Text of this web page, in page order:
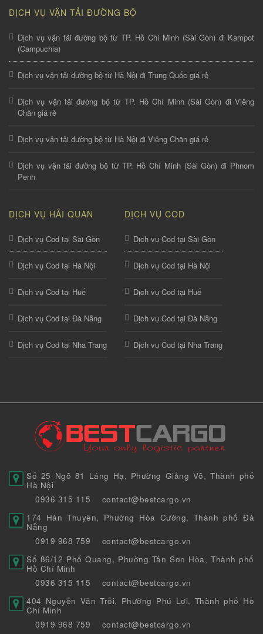
DỊCH VỤ VẬN TẢI ĐƯỜNG BỘ
Dịch vụ vận tải đường bộ từ TP. Hồ Chí Minh (Sài Gòn) đi Kampot
(Campuchia)
Dịch vụ vận tải đường bộ từ Hà Nội đi Trung Quốc giá rẻ
Dịch vụ vận tải đường bộ từ TP. Hồ Chí Minh (Sài Gòn) đi Viêng
Chăn giá rẻ
Dịch vụ vận tải đường bộ từ Hà Nội đi Viêng Chăn giá rẻ
Dịch vụ vận tải đường bộ từ TP. Hồ Chí Minh (Sài Gòn) đi Phnom
Penh
DỊCH VỤ HẢI QUAN
Dịch vụ Cod tại Sài Gòn
Dịch vụ Cod tại Hà Nội
Dịch vụ Cod tại Huế
Dịch vụ Cod tại Đà Nẵng
Dịch vụ Cod tại Nha Trang
DỊCH VỤ COD
Dịch vụ Cod tại Sài Gòn
Dịch vụ Cod tại Hà Nội
Dịch vụ Cod tại Huế
Dịch vụ Cod tại Đà Nẵng
Dịch vụ Cod tại Nha Trang
Số 25 Ngõ 81 Láng Hạ, Phường Giảng Võ, Thành phố
Hà Nội
0936 315 115
contact@bestcargo.vn
174 Hàn Thuyên, Phường Hòa Cường, Thành phố Đà
Nẵng
0919 968 759
contact@bestcargo.vn
Số 86/12 Phổ Quang, Phường Tân Sơn Hòa, Thành phố
Hồ Chí Minh
0936 315 115
contact@bestcargo.vn
404 Nguyễn Văn Trỗi, Phường Phú Lợi, Thành phố Hồ
Chí Minh
0919 968 759
contact@bestcargo.vn